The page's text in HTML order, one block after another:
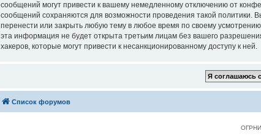
сообщений могут привести к вашему немедленному отключению от
сообщений сохраняются для возможности проведения такой политики.
перенести или закрыть любую тему в любое время по своему
эта информация не будет открыта третьим лицам без вашего
хакеров, которые могут привести к несанкционированному доступу к ней.
Список форумов